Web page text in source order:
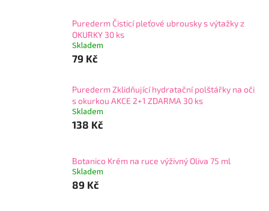
Purederm Čisticí pleťové ubrousky s výtažky z
OKURKY 30 ks
Skladem
79 Kč
Purederm Zklidňující hydratační polštářky na oči
s okurkou AKCE 2+1 ZDARMA 30 ks
Skladem
138 Kč
Botanico Krém na ruce výživný Oliva 75 ml
Skladem
89 Kč